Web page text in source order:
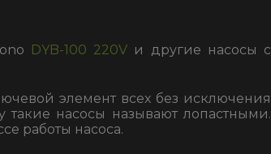
DYB-100 220V и другие насосы с
элемент всех без исключения
насосы называют лопастными.
работы насоса.